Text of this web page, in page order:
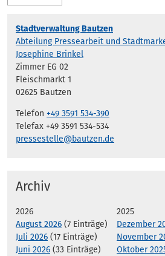
Stadtverwaltung Bautzen
Abteilung Pressearbeit und
Josephine Brinkel
Zimmer EG 02
Fleischmarkt 1
02625 Bautzen
Telefon +49 3591 534-390
Telefax +49 3591 534-534
pressestelle@bautzen.de
Archiv
2026
August 2026 (7 Einträge)
Juli 2026 (17 Einträge)
Juni 2026 (33 Einträge)
2025
Dezember
November
Oktober